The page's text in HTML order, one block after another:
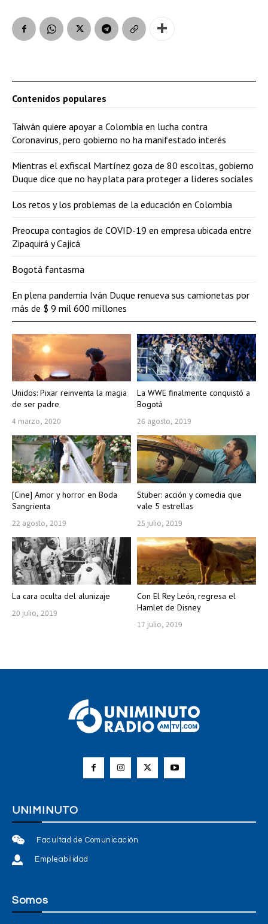
Unidos: Pixar reinventa la magia
de ser padre
4 marzo, 2020
La WWE finalmente conquistó a
Bogotá
26 agosto, 2019
[Cine] Amor y horror en Boda
Sangrienta
22 agosto, 2019
Stuber: acción y comedia que
vale 5 estrellas
25 julio, 2019
La cara oculta del alunizaje
20 julio, 2019
Con El Rey León, regresa el
Hamlet de Disney
17 julio, 2019
Contenidos populares
Taiwán quiere apoyar a Colombia en lucha contra
Coronavirus, pero gobierno no ha manifestado interés
Mientras el exfiscal Martínez goza de 80 escoltas, gobierno
Duque dice que no hay plata para proteger a líderes sociales
Los retos y los problemas de la educación en Colombia
Preocupa contagios de COVID-19 en empresa ubicada entre
Zipaquirá y Cajicá
Bogotá fantasma
En plena pandemia Iván Duque renueva sus camionetas por
más de $ 9 mil 600 millones
UNIMINUTO
Facultad de Comunicación
Empleabilidad
Somos